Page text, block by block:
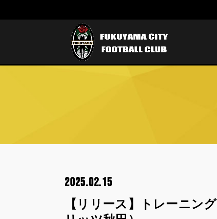
2025.02.15
【リリース】トレーニン